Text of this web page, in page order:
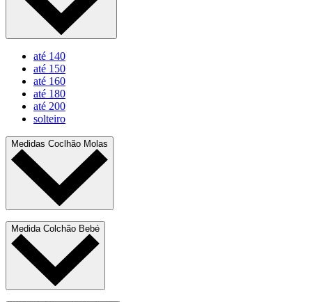
até 140
até 150
até 160
até 180
até 200
solteiro
Medidas Coclhão Molas
Medida Colchão Bebé